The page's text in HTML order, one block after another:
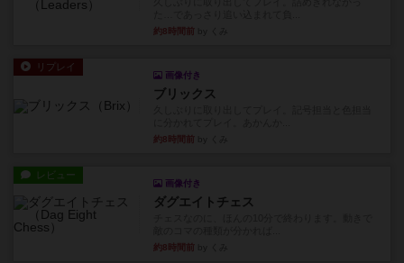
約8時間前
リプレイ
画像付き
ブリックス
約8時間前
レビュー
画像付き
ダグエイトチェス
約8時間前